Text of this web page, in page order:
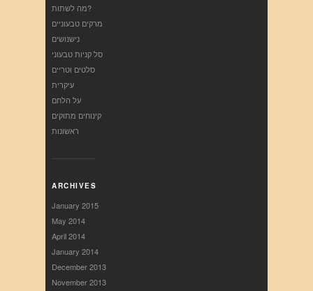
מה לשתות?
מרקים טבעוניים
נישנושים
סל קניות טבעוני
סלטים וטריים
עיקרית
על הלחם
קינוחים מתוקים
ראשונות
ARCHIVES
January 2015
May 2014
April 2014
January 2014
December 2013
November 2013